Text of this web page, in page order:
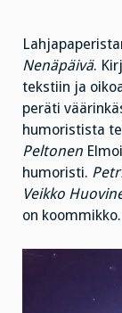
Nenäpäivä.
tekstiin ja
peräti
humoristista
Peltonen
humoristi.
Veikko
on koommikko.